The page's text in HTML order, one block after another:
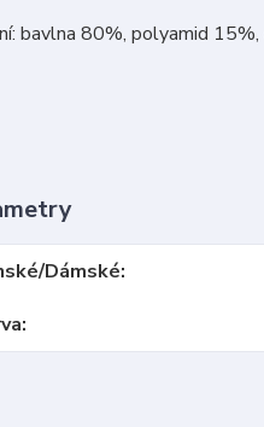
bavlna 80%, polyamid
Dámské